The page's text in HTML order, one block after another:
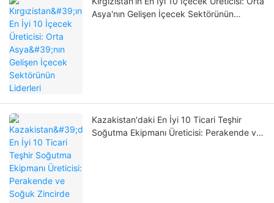
Asya'nın Gelişen İçecek Sektörünün
Kazakistan'daki En İyi 10 Ticari Teşhir
Soğutma Ekipmanı Üreticisi: Perakende ve